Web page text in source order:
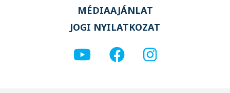
MÉDIAAJÁNLAT
JOGI NYILATKOZAT